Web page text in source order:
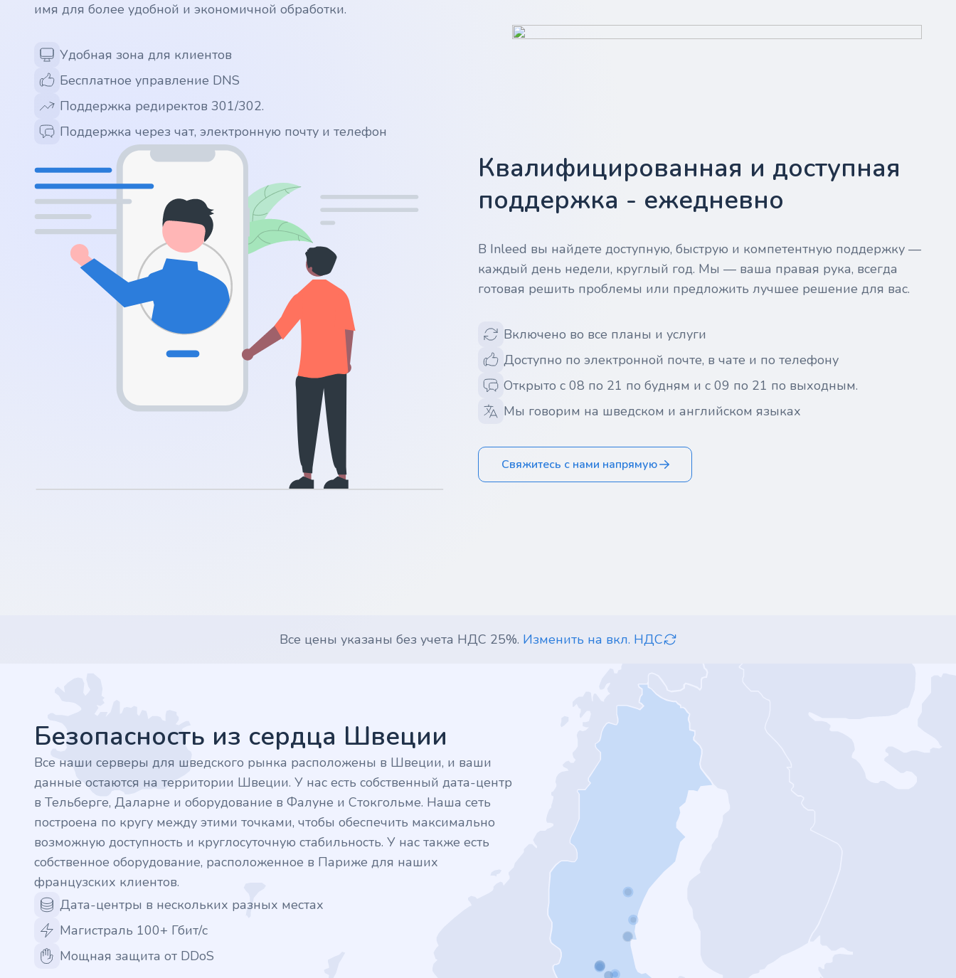
.network
.app
.zone
.co
.site
.art
.online
.ink
.shop
.tips
.cn
.re
.games
имя для более удобной и экономичной обработки.
Удобная зона для клиентов
Бесплатное управление DNS
Поддержка редиректов 301/302.
Поддержка через чат, электронную почту и телефон
Квалифицированная и доступная
поддержка - ежедневно
В Inleed вы найдете доступную, быструю и компетентную поддержку —
каждый день недели, круглый год. Мы — ваша правая рука, всегда
готовая решить проблемы или предложить лучшее решение для вас.
Включено во все планы и услуги
Доступно по электронной почте, в чате и по телефону
Открыто с 08 по 21 по будням и с 09 по 21 по выходным.
Мы говорим на шведском и английском языках
Свяжитесь с нами напрямую
Все цены указаны без учета НДС 25%. Изменить на вкл. НДС
Безопасность из сердца Швеции
Все наши серверы для шведского рынка расположены в Швеции, и ваши
данные остаются на территории Швеции. У нас есть собственный дата-центр
в Тельберге, Даларне и оборудование в Фалуне и Стокгольме. Наша сеть
построена по кругу между этими точками, чтобы обеспечить максимально
возможную доступность и круглосуточную стабильность. У нас также есть
собственное оборудование, расположенное в Париже для наших
французских клиентов.
Дата-центры в нескольких разных местах
Магистраль 100+ Гбит/с
Мощная защита от DDoS